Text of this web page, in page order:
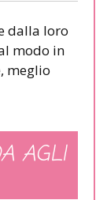
dalla loro
modo in
meglio
AGLI